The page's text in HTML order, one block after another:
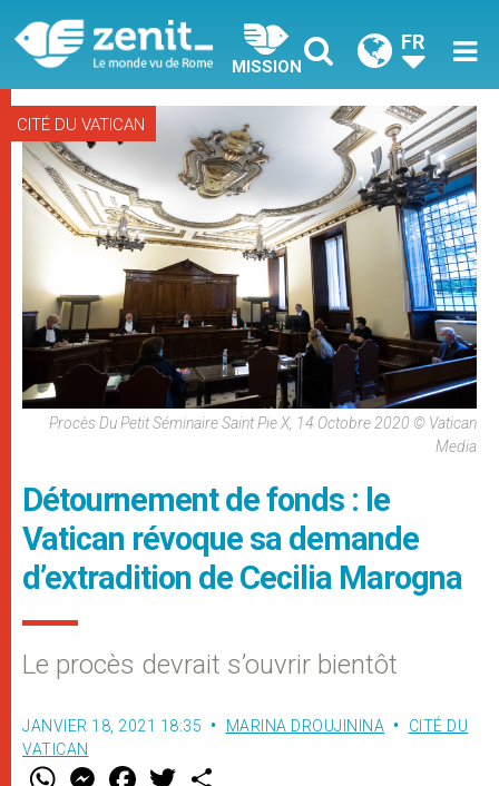
MISSION
FR
CITÉ DU VATICAN
Procès Du Petit Séminaire Saint Pie X, 14 Octobre 2020 © Vatican
Media
Détournement de fonds : le
Vatican révoque sa demande
d’extradition de Cecilia Marogna
Le procès devrait s’ouvrir bientôt
JANVIER 18, 2021 18:35 MARINA DROUJININA
CITÉ DU
VATICAN
W M F